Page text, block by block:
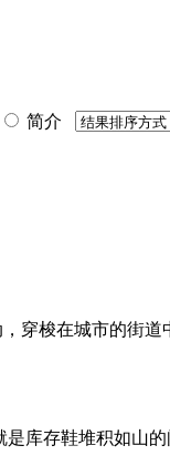
简介
穿梭在城市的街道
库存鞋堆积如山